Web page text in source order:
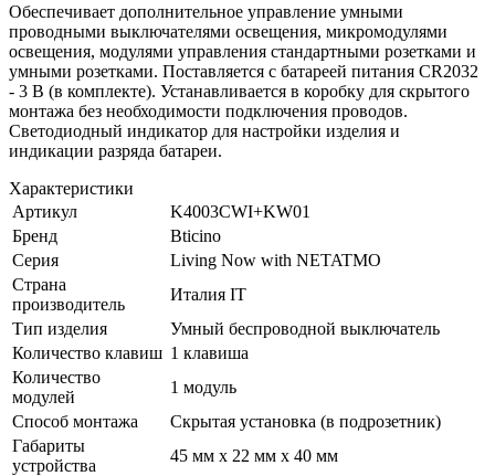
Обеспечивает дополнительное управление умными
проводными выключателями освещения, микромодулями
освещения, модулями управления стандартными розетками и
умными розетками. Поставляется с батареей питания CR2032
- 3 В (в комплекте). Устанавливается в коробку для скрытого
монтажа без необходимости подключения проводов.
Светодиодный индикатор для настройки изделия и
индикации разряда батареи.
Характеристики
Артикул
K4003CWI+KW01
Бренд
Bticino
Серия
Living Now with NETATMO
Страна
производитель
Италия IT
Тип изделия
Умный беспроводной выключатель
Количество клавиш 1 клавиша
Количество
модулей
1 модуль
Способ монтажа
Скрытая установка (в подрозетник)
Габариты
устройства
45 мм x 22 мм x 40 мм